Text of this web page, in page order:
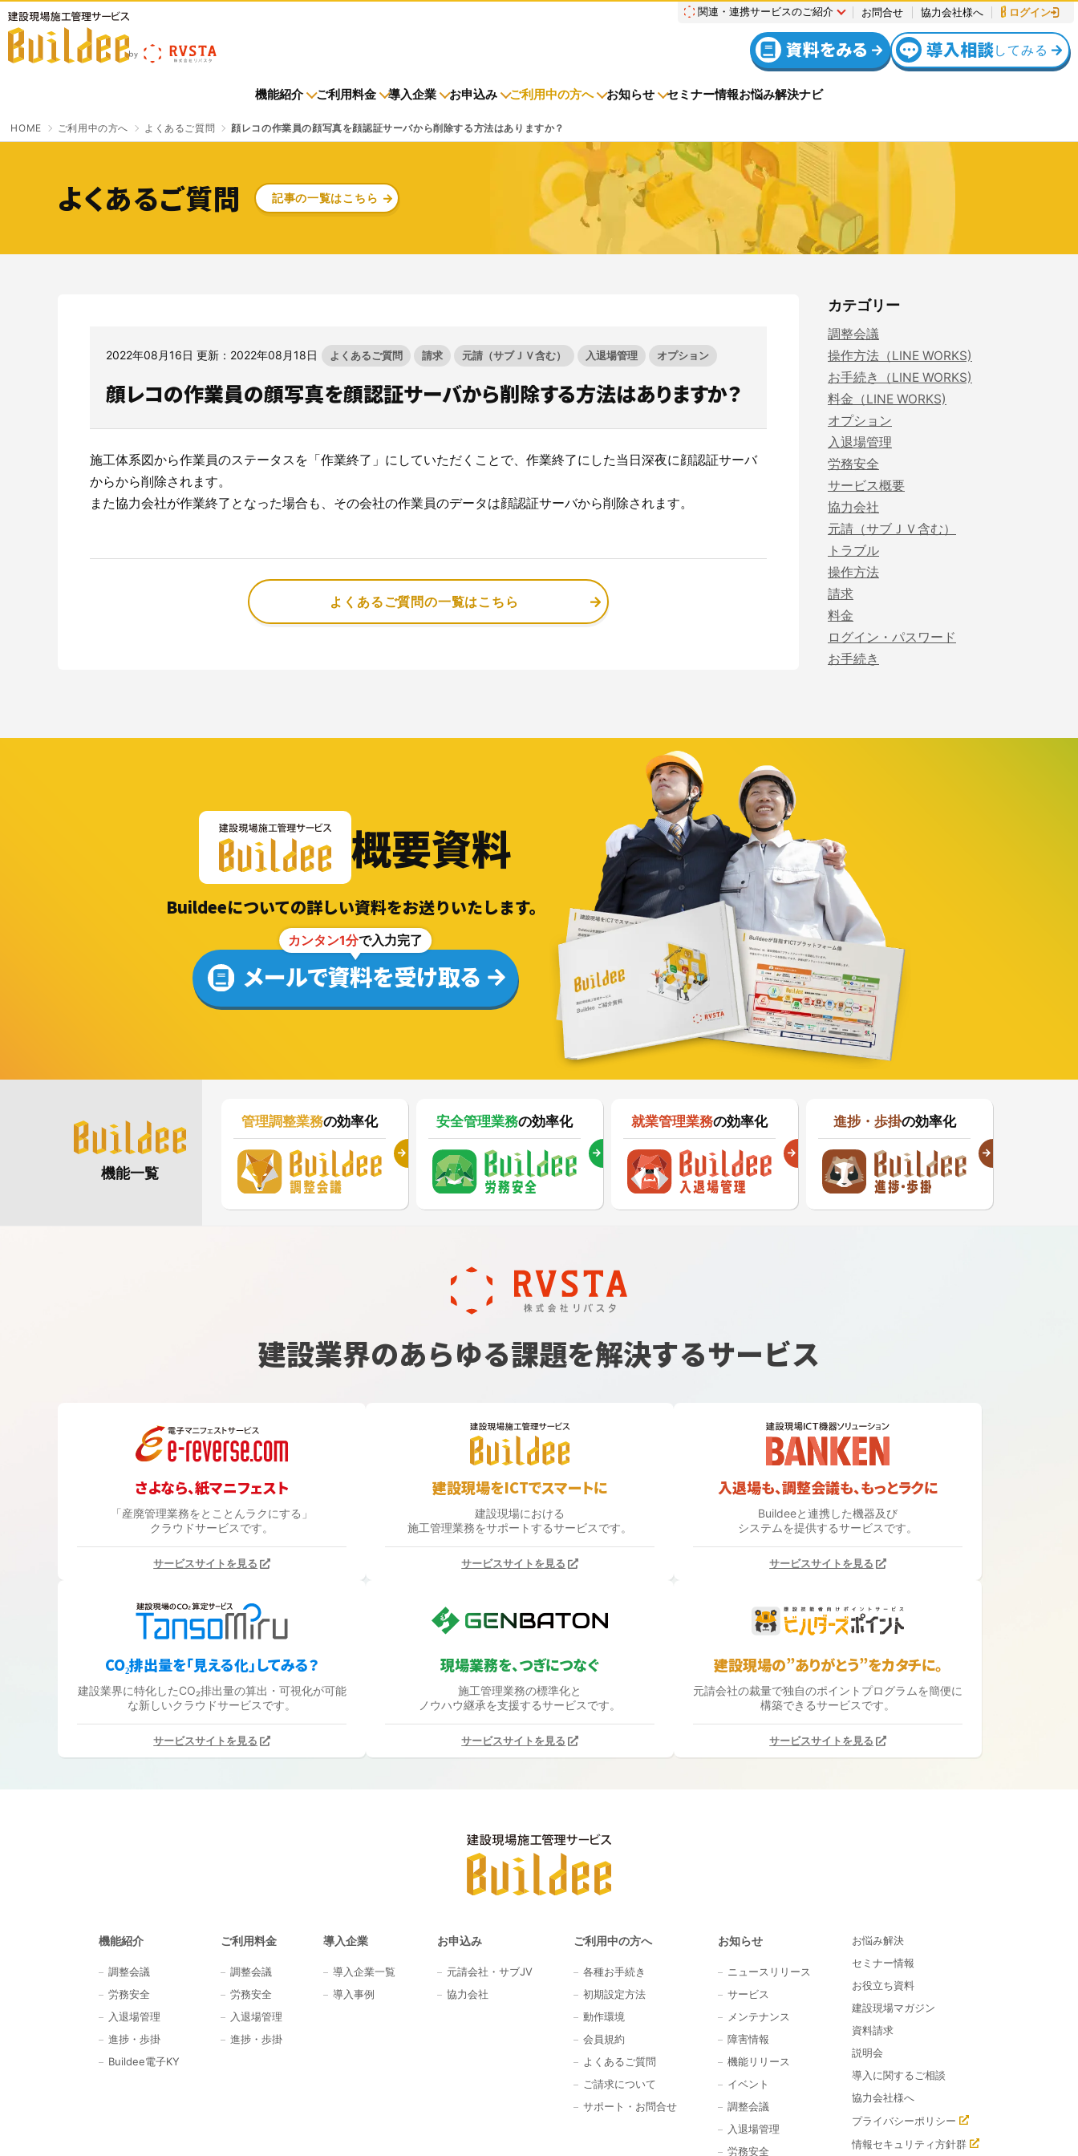
関連・連携サービスのご紹介 お問合せ 協力会社様へ ログイン
資料をみる 導入相談してみる
機能紹介
労務安全 入退場管理
進捗・歩掛
ご利用料金
労務安全 入退場管理
進捗・歩掛
導入企業
導入事例
お申込み
協力会社
ご利用中の方へ
初期設定方法 動作環境
会員規約 ご請求について
お知らせ
サービス 機能リリース
イベント 障害情報
セミナー情報お悩み解決ナビ
さよなら、紙マニフェスト 建設現場をICTでスマートに 入退場も、調整会議も、もっとラクに
サービスサイトを見る
CO₂排出量を「見える化」してみる？
建設業界に特化したCO₂排出量の算出・可視化が可能
な新しいクラウドサービスです。
サービスサイトを見る
現場に伝える。伝わる。
施工管理業務の標準化と
ノウハウ継承を支援するサービスです。
サービスサイトを見る
建設現場の”ありがとう”をカタチに。
元請会社の裁量で独自のポイントプログラムを簡便に
構築できるサービスです。
サービスサイトを見る
HOME ご利用中の方へ よくあるご質問 顔レコの作業員の顔写真を顔認証サーバから削除する方法はありますか？
よくあるご質問 記事の一覧はこちら
2022年08月16日 更新：2022年08月18日 よくあるご質問 請求 元請（サブＪＶ含む） 入退場管理 オプション
顔レコの作業員の顔写真を顔認証サーバから削除する方法はありますか？
施工体系図から作業員のステータスを「作業終了」にしていただくことで、作業終了にした当日深夜に顔認証サーバ
からから削除されます。
また協力会社が作業終了となった場合も、その会社の作業員のデータは顔認証サーバから削除されます。
よくあるご質問の一覧はこちら
カテゴリー
調整会議
操作方法（LINE WORKS)
お手続き（LINE WORKS)
料金（LINE WORKS)
オプション
入退場管理
労務安全
サービス概要
協力会社
元請（サブＪＶ含む）
トラブル
操作方法
請求
料金
ログイン・パスワード
お手続き
概要資料
Buildeeについての詳しい資料をお送りいたします。
カンタン1分で入力完了
メールで資料を受け取る
機能一覧
管理調整業務の効率化 安全管理業務の効率化 就業管理業務の効率化 進捗・歩掛の効率化
建設業界のあらゆる課題を解決するサービス
さよなら、紙マニフェスト
「産廃管理業務をとことんラクにする」
クラウドサービスです。
サービスサイトを見る
建設現場をICTでスマートに
建設現場における
施工管理業務をサポートするサービスです。
サービスサイトを見る
入退場も、調整会議も、もっとラクに
Buildeeと連携した機器及び
システムを提供するサービスです。
サービスサイトを見る
CO₂排出量を「見える化」してみる？
建設業界に特化したCO₂排出量の算出・可視化が可能
な新しいクラウドサービスです。
サービスサイトを見る
現場業務を、つぎにつなぐ
施工管理業務の標準化と
ノウハウ継承を支援するサービスです。
サービスサイトを見る
建設現場の”ありがとう”をカタチに。
元請会社の裁量で独自のポイントプログラムを簡便に
構築できるサービスです。
サービスサイトを見る
機能紹介
調整会議
労務安全
入退場管理
進捗・歩掛
Buildee電子KY
ご利用料金
調整会議
労務安全
入退場管理
進捗・歩掛
導入企業
導入企業一覧
導入事例
お申込み
元請会社・サブJV
協力会社
ご利用中の方へ
各種お手続き
初期設定方法
動作環境
会員規約
よくあるご質問
ご請求について
サポート・お問合せ
お知らせ
ニュースリリース
サービス
メンテナンス
障害情報
機能リリース
イベント
調整会議
入退場管理
労務安全
お悩み解決
セミナー情報
お役立ち資料
建設現場マガジン
資料請求
説明会
導入に関するご相談
協力会社様へ
プライバシーポリシー
情報セキュリティ方針群